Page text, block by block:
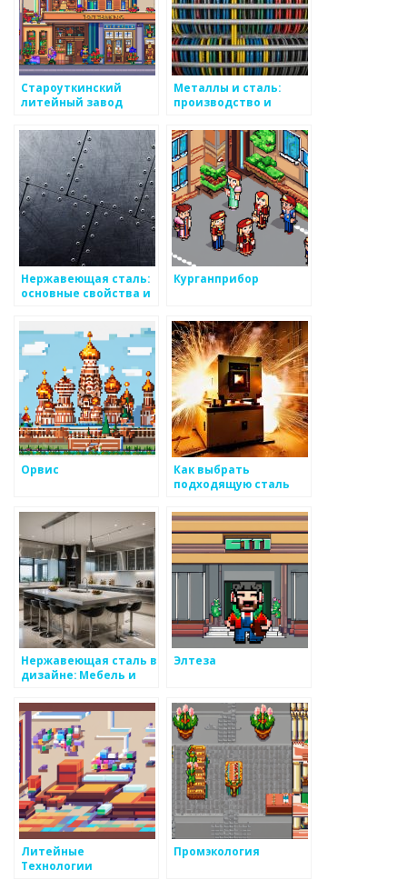
Староуткинский
литейный завод
Металлы и сталь:
производство и
Нержавеющая сталь:
основные свойства и
Курганприбор
Орвис
Как выбрать
подходящую сталь
Нержавеющая сталь в
дизайне: Мебель и
которые вдохновляют
Элтеза
Литейные
Технологии
Промэкология